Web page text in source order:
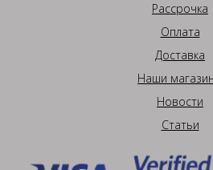
Рассрочка
Оплата
Доставка
Наши
Новости
Статьи